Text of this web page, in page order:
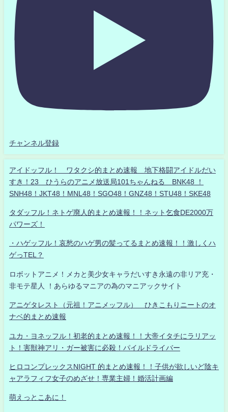
チャンネル登録
アイドッフル！ ワタクシ的まとめ速報 地下格闘アイドルだい
すき！23 ひうらのアニメ放送局101ちゃんねる BNK48 ！
SNH48！JKT48！MNL48！SGO48！GNZ48！STU48！SKE48
タダッフル！ネトゲ廃人的まとめ速報！！ネット乞食DE2000万
パワーズ！
・ハゲッフル！哀愁のハゲ男の髪ってるまとめ速報！！激しくハ
ゲっTEL？
ロボットアニメ！メカと美少女キャラだいすき永遠の非リア充・
非モテ星人 ！あらゆるマニアの為のマニアックサイト
アニゲタレスト（元祖！アニメッフル） ひきこもりニートのオ
ナベ的まとめ速報
ユカ・ヨネッフル！初老的まとめ速報！！大帝イタチにラリアッ
ト！害獣神アリ・ガー被害に必殺！パイルドライバー
ヒロコンプレックスNIGHT 的まとめ速報！！子供が欲しいど陰キ
ャアラフィフ女子のめざせ！専業主婦！婚活計画編
萌えっとこあに！